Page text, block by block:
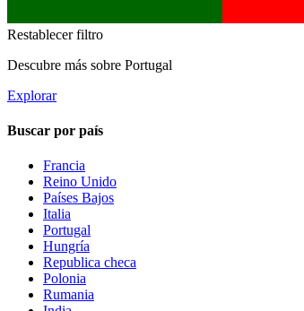
Restablecer filtro
Descubre más sobre Portugal
Explorar
Buscar por país
Francia
Reino Unido
Países Bajos
Italia
Portugal
Hungría
Republica checa
Polonia
Rumania